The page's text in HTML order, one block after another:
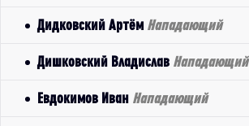
Дидковский Артём Нападающий
Дишковский Владислав Нападающий
Евдокимов Иван Нападающий